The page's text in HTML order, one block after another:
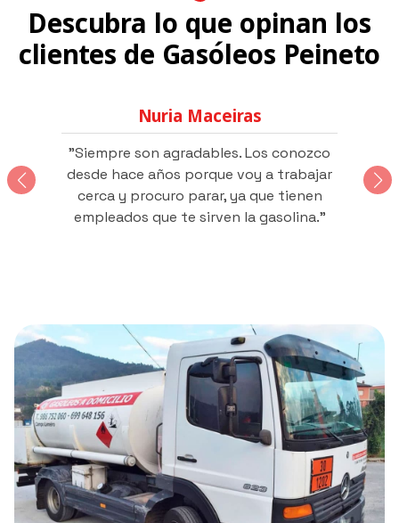
Descubra lo que opinan los
clientes de Gasóleos Peineto
Eladio Argibay
"Muy amables en el servicio. Ofrece
precios mejores que en la ciudad."